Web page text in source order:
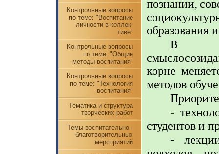
Контрольные вопросы
по теме: "Воспитание
личности в коллек-
тиве"
Контрольные вопросы
по теме: "Общие
методы воспитания"
Контрольные вопросы
по теме: "Технология
воспитания"
Тематика и структура
творческих работ
Темы воспитательно -
благотворительных
мероприятий
познании,
образования
В
корне
методов
-
студентов и
-